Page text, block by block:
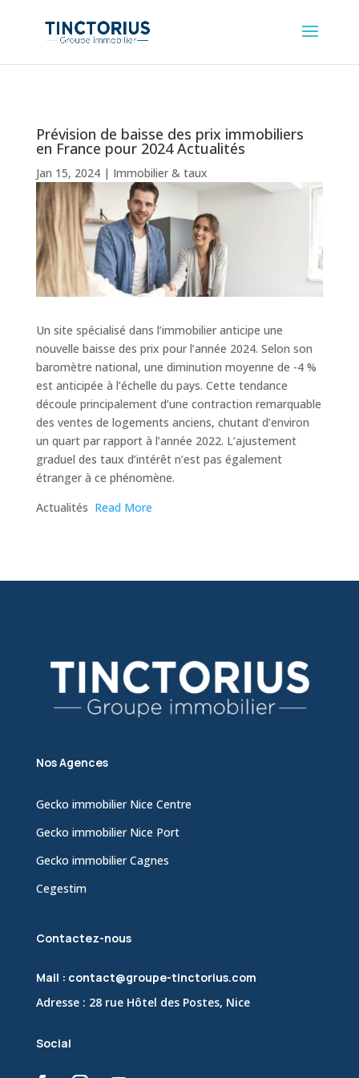
Prévision de baisse des prix immobiliers
en France pour 2024 Actualités
Jan 15, 2024| Immobilier & taux
Un site spécialisé dans l’immobilier anticipe une
nouvelle baisse des prix pour l’année 2024. Selon son
baromètre national, une diminution moyenne de -4 %
est anticipée à l’échelle du pays. Cette tendance
découle principalement d’une contraction remarquable
des ventes de logements anciens, chutant d’environ
un quart par rapport à l’année 2022. L’ajustement
graduel des taux d’intérêt n’est pas également
étranger à ce phénomène.
​Actualités Read More
Nos Agences
Gecko immobilier Nice Centre
Gecko immobilier Nice Port
Gecko immobilier Cagnes
Cegestim
Contactez-nous
Mail : contact@groupe-tinctorius.com
Adresse : 28 rue Hôtel des Postes, Nice
Social